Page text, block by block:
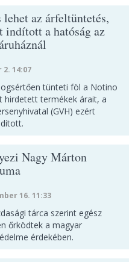
lehet az árfeltüntetés,
indított a hatóság az
14:07
tünteti föl a Notino
hirdetett termékek árait, a
(GVH) ezért
Nagy Márton
16. 11:33
tárca szerint egész
őrködtek a magyar
érdekében.